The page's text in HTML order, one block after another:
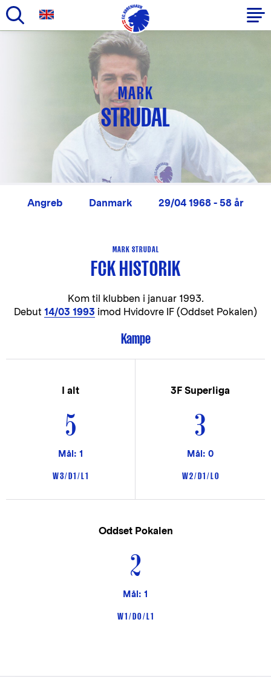
MARK
STRUDAL
Angreb Danmark 29/04 1968 - 58 år
MARK STRUDAL
FCK HISTORIK
Kom til klubben i januar 1993.
Debut 14/03 1993 imod Hvidovre IF (Oddset Pokalen)
Kampe
I alt
5
Mål: 1
W 3 / D 1 / L 1
3F Superliga
3
Mål: 0
W 2 / D 1 / L 0
Oddset Pokalen
2
Mål: 1
W 1 / D 0 / L 1